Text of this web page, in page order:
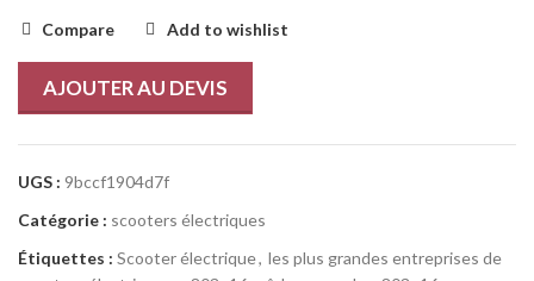
Compare Add to wishlist
AJOUTER AU DEVIS
UGS : 9bccf1904d7f
Catégorie : scooters électriques
Étiquettes : Scooter électrique, les plus grandes entreprises de